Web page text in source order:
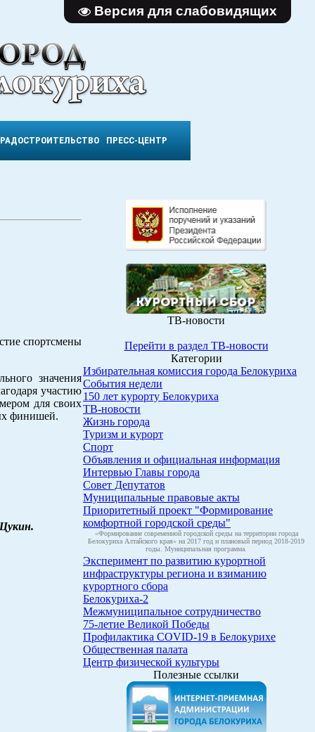
Версия для слабовидящих
ПРЕСС-ЦЕНТР
спортсмены
значения
участию
для своих
финишей.
ТВ-новости
Перейти в раздел ТВ-новости
Категории
Избирательная комиссия города Белокуриха
События недели
150 лет курорту Белокуриха
ТВ-новости
Жизнь города
Туризм и курорт
Спорт
Объявления и официальная информация
Интервью Главы города
Совет Депутатов
Муниципальные правовые акты
Приоритетный проект "Формирование
комфортной городской среды"
«Формирование современной городской среды на территории города
Белокуриха Алтайского края» на 2017 год и плановый период 2018-2019
годы. Муниципальная программа.
Эксперимент по развитию курортной
инфраструктуры региона и взиманию
курортного сбора
Белокуриха-2
Межмуниципальное сотрудничество
75-летие Великой Победы
Профилактика COVID-19 в Белокурихе
Общественная палата
Центр физической культуры
Полезные ссылки